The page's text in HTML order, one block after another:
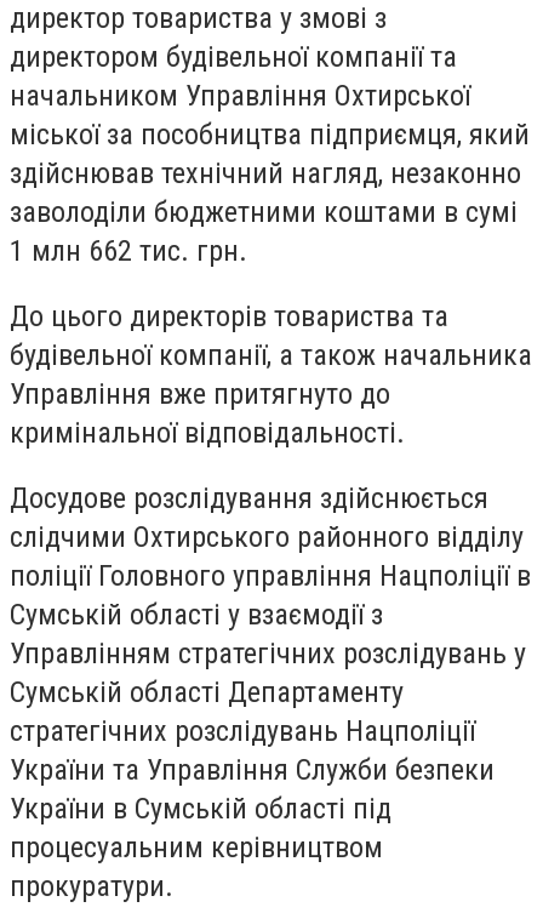
директор товариства у змові з
директором будівельної компанії та
начальником Управління Охтирської
міської за пособництва підприємця, який
здійснював технічний нагляд, незаконно
заволоділи бюджетними коштами в сумі
1 млн 662 тис. грн.
До цього директорів товариства та
будівельної компанії, а також начальника
Управління вже притягнуто до
кримінальної відповідальності.
Досудове розслідування здійснюється
слідчими Охтирського районного відділу
поліції Головного управління Нацполіції в
Сумській області у взаємодії з
Управлінням стратегічних розслідувань у
Сумській області Департаменту
стратегічних розслідувань Нацполіції
України та Управління Служби безпеки
України в Сумській області під
процесуальним керівництвом
прокуратури.